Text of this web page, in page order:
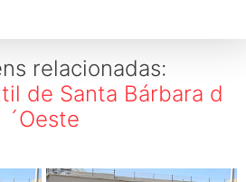
relacionadas:
de Santa Bárbara d
´Oeste